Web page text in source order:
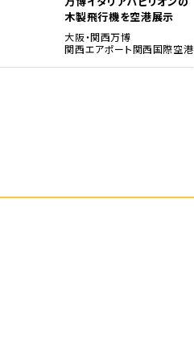
木製飛行機を空港展示
大阪・関西万博
関西エアポート関西国際空港